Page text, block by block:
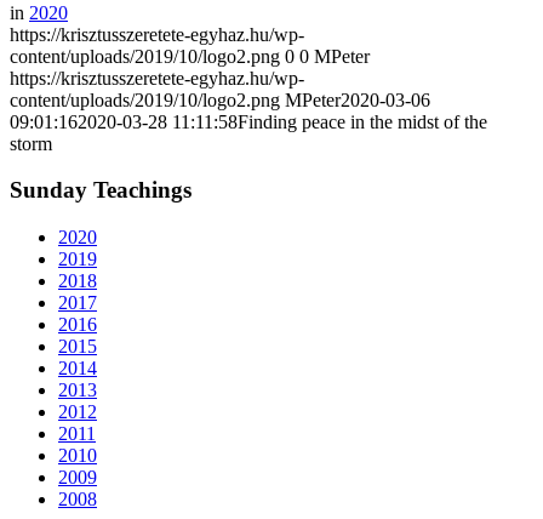
in 2020
https://krisztusszeretete-egyhaz.hu/wp-
content/uploads/2019/10/logo2.png 0 0 MPeter
https://krisztusszeretete-egyhaz.hu/wp-
content/uploads/2019/10/logo2.png MPeter2020-03-06
09:01:162020-03-28 11:11:58Finding peace in the midst of the
storm
Sunday Teachings
2020
2019
2018
2017
2016
2015
2014
2013
2012
2011
2010
2009
2008